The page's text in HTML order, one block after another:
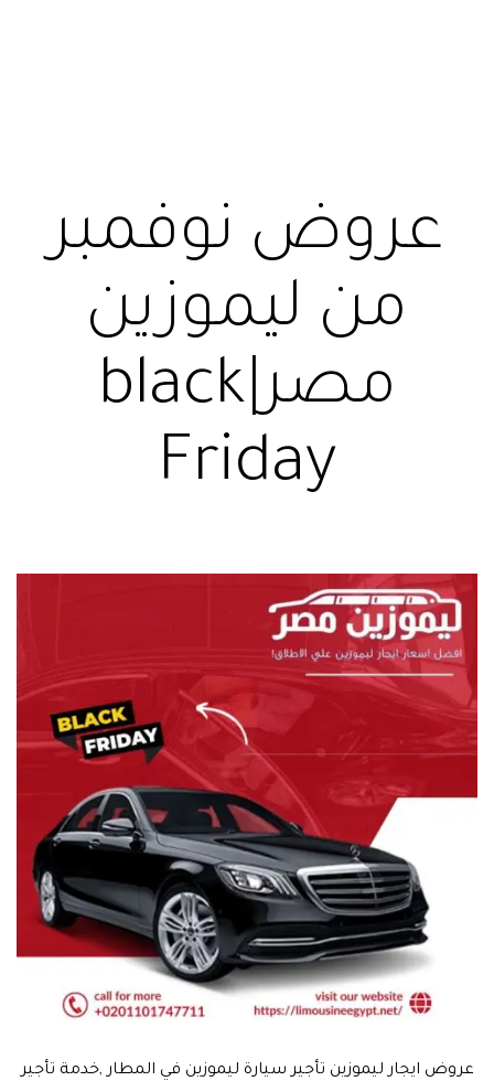
عروض نوفمبر
من ليموزين
مصر|black
Friday
عروض ايجار ليموزين تأجير سيارة ليموزين في المطار ,خدمة تأجير